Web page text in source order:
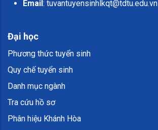
Email: tuvantuyensinhlkqt@tdtu.edu.vn
Đại học
Phương thức tuyển sinh
Quy chế tuyển sinh
Danh mục ngành
Tra cứu hồ sơ
Phân hiệu Khánh Hòa